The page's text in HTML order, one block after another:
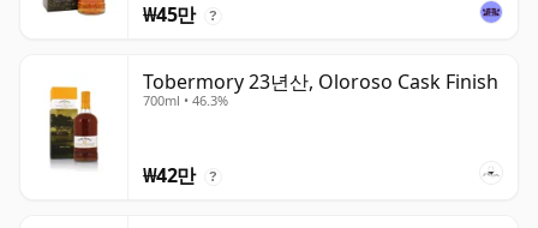
₩45만 ?
Tobermory 23년산, Oloroso Cask Finish
700ml • 46.3%
₩42만 ?